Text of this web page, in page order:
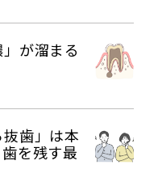
が溜まる
歯」は本
を残す最